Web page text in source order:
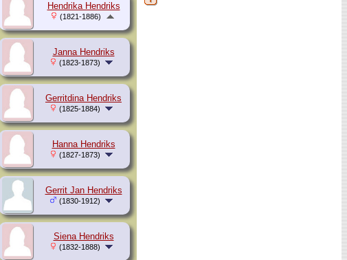
Janna Hendriks
(1823-1873)
Gerritdina Hendriks
(1825-1884)
Hanna Hendriks
(1827-1873)
Gerrit Jan Hendriks
(1830-1912)
Siena Hendriks
(1832-1888)
Hendrika Hendriks
(1821-1886)